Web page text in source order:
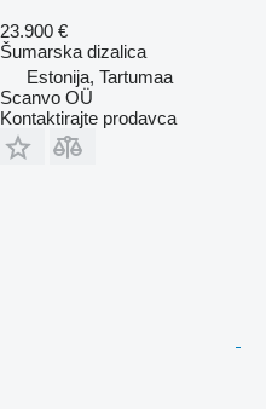
23.900 €
Šumarska dizalica
Estonija, Tartumaa
Scanvo OÜ
Kontaktirajte prodavca